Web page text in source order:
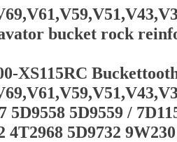
bucket rock
XS115RC
5D9558 5D9559 /
4T2968 5D9732